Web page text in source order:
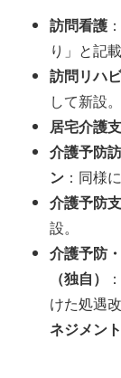
訪問看護
り」と記
訪問リハ
して新設。
居宅介護
介護予防
ン ：同様
介護予防
設。
介護予防
（独自）
けた処遇
ネジメント